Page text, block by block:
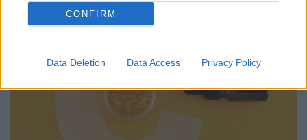
CONFIRM
Data Deletion Data Access Privacy Policy